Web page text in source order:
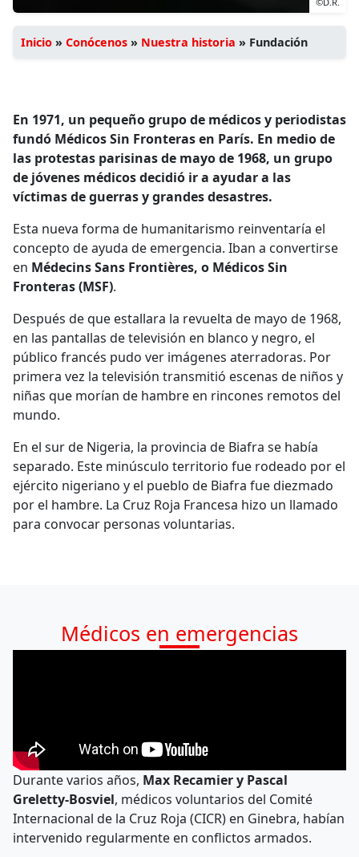
Inicio » Conócenos » Nuestra historia » Fundación
En 1971, un pequeño grupo de médicos y periodistas
fundó Médicos Sin Fronteras en París. En medio de
las protestas parisinas de mayo de 1968, un grupo
de jóvenes médicos decidió ir a ayudar a las
víctimas de guerras y grandes desastres.
Esta nueva forma de humanitarismo reinventaría el
concepto de ayuda de emergencia. Iban a convertirse
en Médecins Sans Frontières, o Médicos Sin
Fronteras (MSF).
Después de que estallara la revuelta de mayo de 1968,
en las pantallas de televisión en blanco y negro, el
público francés pudo ver imágenes aterradoras. Por
primera vez la televisión transmitió escenas de niños y
niñas que morían de hambre en rincones remotos del
mundo.
En el sur de Nigeria, la provincia de Biafra se había
separado. Este minúsculo territorio fue rodeado por el
ejército nigeriano y el pueblo de Biafra fue diezmado
por el hambre. La Cruz Roja Francesa hizo un llamado
para convocar personas voluntarias.
Médicos en emergencias
Durante varios años, Max Recamier y Pascal
Greletty-Bosviel, médicos voluntarios del Comité
Internacional de la Cruz Roja (CICR) en Ginebra, habían
intervenido regularmente en conflictos armados.